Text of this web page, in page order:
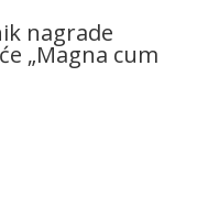
nagrade
„Magna cum